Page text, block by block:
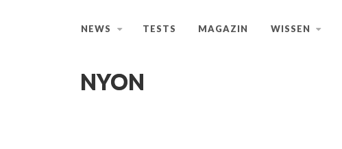
NEWS TESTS MAGAZIN WISSEN
NYON